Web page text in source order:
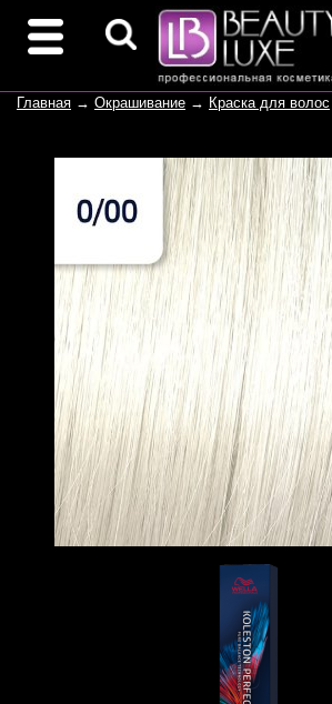
Главная → Окрашивание → Краска для волос